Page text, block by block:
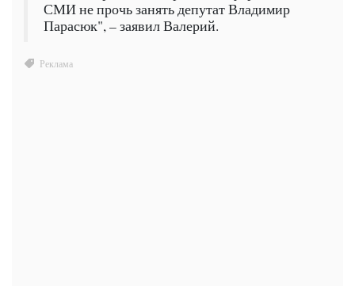
СМИ не прочь занять депутат Владимир
Парасюк", – заявил Валерий.